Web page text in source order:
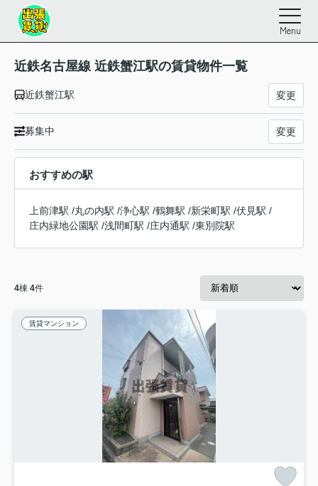
Menu
近鉄名古屋線 近鉄蟹江駅の賃貸物件一覧
近鉄蟹江駅 変更
募集中 変更
おすすめの駅
上前津駅 /丸の内駅 /浄心駅 /鶴舞駅 /新栄町駅 /伏見駅 /
庄内緑地公園駅 /浅間町駅 /庄内通駅 /東別院駅
4棟 4件
賃貸マンション